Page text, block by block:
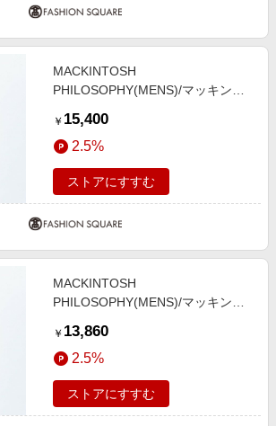
MACKINTOSH
PHILOSOPHY(MENS)/マッキント
レッチミラノリブ VネックロンＴ
ネイビー1 42
￥ 15,400
2.5%
ストアにすすむ
MACKINTOSH
PHILOSOPHY(MENS)/マッキント
レッチミラノリブ VネックロンＴ
ネイビー1 38
￥ 13,860
2.5%
ストアにすすむ